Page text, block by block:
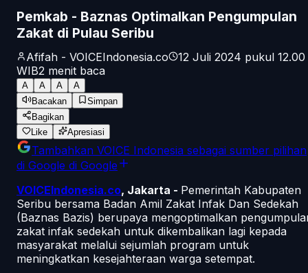
Pemkab - Baznas Optimalkan Pengumpulan
Zakat di Pulau Seribu
Afifah - VOICEIndonesia.co
12 Juli 2024 pukul 12.00
WIB2 menit baca
A A A
A
Bacakan
Simpan
Bagikan
Like
Apresiasi
Tambahkan VOICE Indonesia sebagai sumber pilihan
di Google di Google
VOICEIndonesia.co, Jakarta - Pemerintah Kabupaten
Seribu bersama Badan Amil Zakat Infak Dan Sedekah
(Baznas Bazis) berupaya mengoptimalkan
zakat infak sedekah untuk dikembalikan lagi kepada
masyarakat melalui sejumlah program untuk
meningkatkan kesejahteraan warga setempat.